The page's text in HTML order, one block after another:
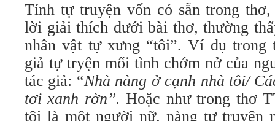
Tính tự truyện vốn có sẵn trong
lời giải thích dưới bài thơ, thường
nhân vật tự xưng “tôi”. Ví dụ trong
giả tự tryện mối tình chớm nở của
tác giả: “Nhà nàng ở cạnh nhà tôi/
tơi xanh rờn”. Hoặc như trong thơ
tôi là một người nữ, nàng tự truyện